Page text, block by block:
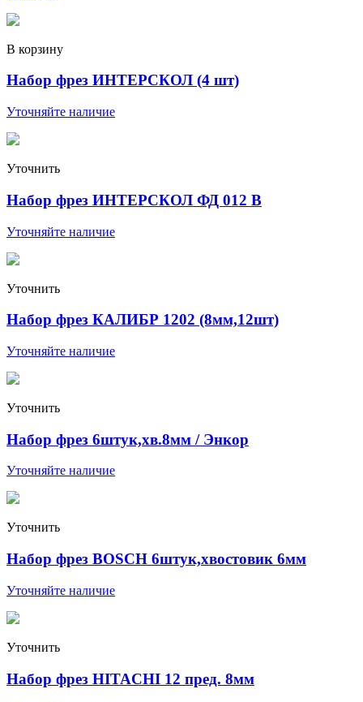
В корзину
Набор фрез ИНТЕРСКОЛ (4 шт)
Уточняйте наличие
Уточнить
Набор фрез ИНТЕРСКОЛ ФД 012 В
Уточняйте наличие
Уточнить
Набор фрез КАЛИБР 1202 (8мм,12шт)
Уточняйте наличие
Уточнить
Набор фрез 6штук,хв.8мм / Энкор
Уточняйте наличие
Уточнить
Набор фрез BOSCH 6штук,хвостовик 6мм
Уточняйте наличие
Уточнить
Набор фрез HITACHI 12 пред. 8мм